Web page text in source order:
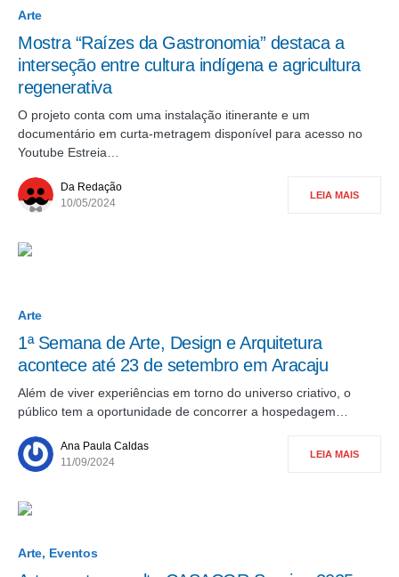
Arte
Mostra “Raízes da Gastronomia” destaca a
interseção entre cultura indígena e agricultura
regenerativa
O projeto conta com uma instalação itinerante e um
documentário em curta-metragem disponível para acesso no
Youtube Estreia…
Da Redação
10/05/2024
LEIA MAIS
Arte
1ª Semana de Arte, Design e Arquitetura
acontece até 23 de setembro em Aracaju
Além de viver experiências em torno do universo criativo, o
público tem a oportunidade de concorrer a hospedagem…
Ana Paula Caldas
11/09/2024
LEIA MAIS
Arte Eventos